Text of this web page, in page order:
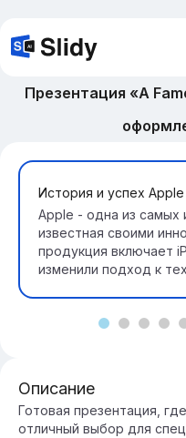
Презентация «A
История и успех Apple
Apple - одна из самых
известная своими
продукция включает
изменили подход к
Описание
Готовая презентация,
отличный выбор для